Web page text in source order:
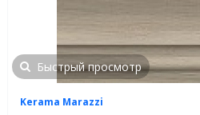
Быстрый просмотр
Kerama Marazzi